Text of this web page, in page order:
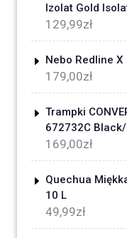
Izolat Gold
129,99zł
Nebo Redline X
179,00zł
Trampki
672732C
169,00zł
Quechua
10 L
49,99zł